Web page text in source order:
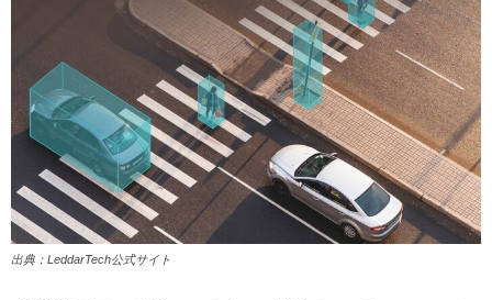
出典：LeddarTech公式サイト